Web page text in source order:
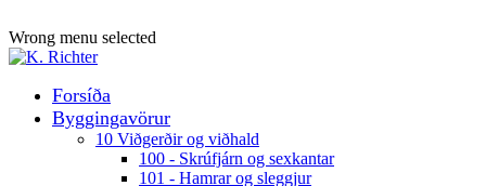
Wrong menu selected
Forsíða
Byggingavörur
10 Viðgerðir og viðhald
100 - Skrúfjárn og sexkantar
101 - Hamrar og sleggjur